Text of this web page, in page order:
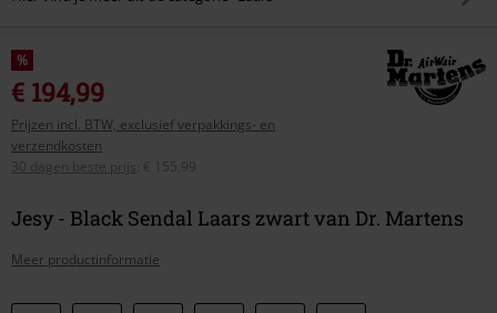
%
€ 194,99
Prijzen incl. BTW, exclusief verpakkings- en
verzendkosten
30 dagen beste prijs
€ 155,99
Jesy - Black Sendal Laars zwart van Dr. Martens
Meer productinformatie